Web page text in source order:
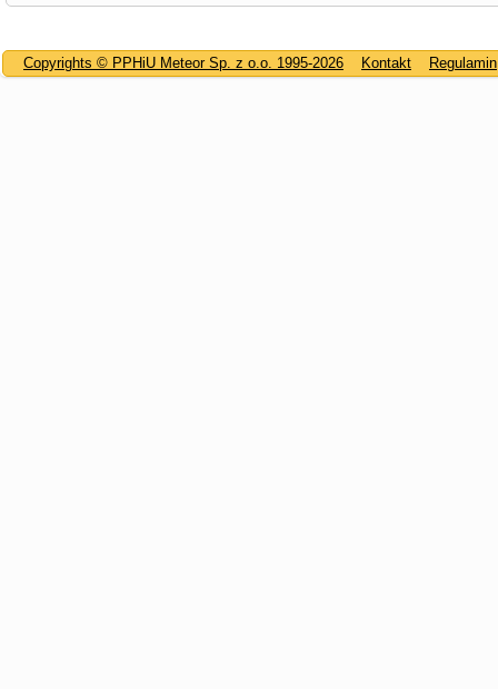
Copyrights © PPHiU Meteor Sp. z o.o. 1995-2026 Kontakt Regulamin